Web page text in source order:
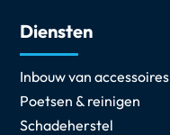
Diensten
Inbouw van accessoires
Poetsen & reinigen
Schadeherstel